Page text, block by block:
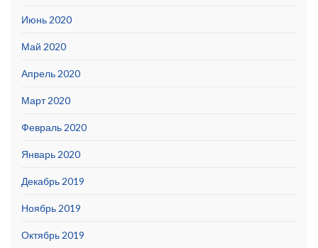
Июнь 2020
Май 2020
Апрель 2020
Март 2020
Февраль 2020
Январь 2020
Декабрь 2019
Ноябрь 2019
Октябрь 2019